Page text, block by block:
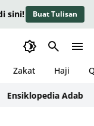
sini! Buat Tulisan
Zakat Haji
Adab